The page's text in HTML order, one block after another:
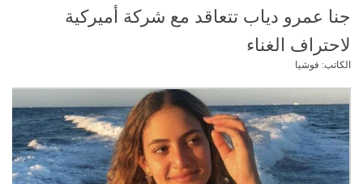
جنا عمرو دياب تتعاقد مع شركة أميركية
لاحتراف الغناء
الكاتب: فوشيا